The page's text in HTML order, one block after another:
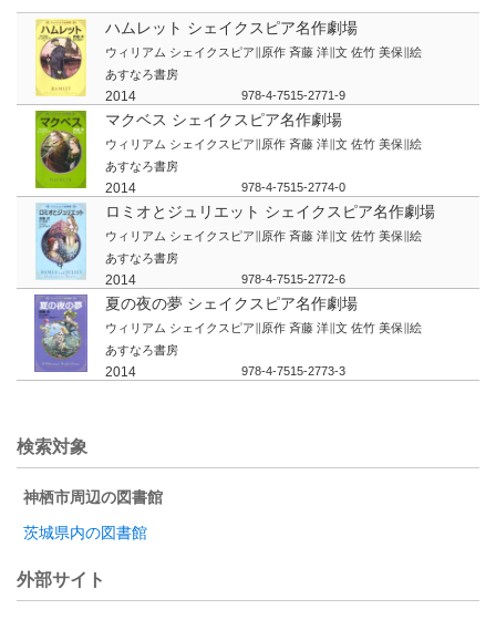
ハムレット シェイクスピア名作劇場
ウィリアム シェイクスピア∥原作 斉藤 洋∥文 佐竹 美保∥絵
あすなろ書房
2014 978-4-7515-2771-9
マクベス シェイクスピア名作劇場
ウィリアム シェイクスピア∥原作 斉藤 洋∥文 佐竹 美保∥絵
あすなろ書房
2014 978-4-7515-2774-0
ロミオとジュリエット シェイクスピア名作劇場
ウィリアム シェイクスピア∥原作 斉藤 洋∥文 佐竹 美保∥絵
あすなろ書房
2014 978-4-7515-2772-6
夏の夜の夢 シェイクスピア名作劇場
ウィリアム シェイクスピア∥原作 斉藤 洋∥文 佐竹 美保∥絵
あすなろ書房
2014 978-4-7515-2773-3
検索対象
神栖市周辺の図書館
茨城県内の図書館
外部サイト